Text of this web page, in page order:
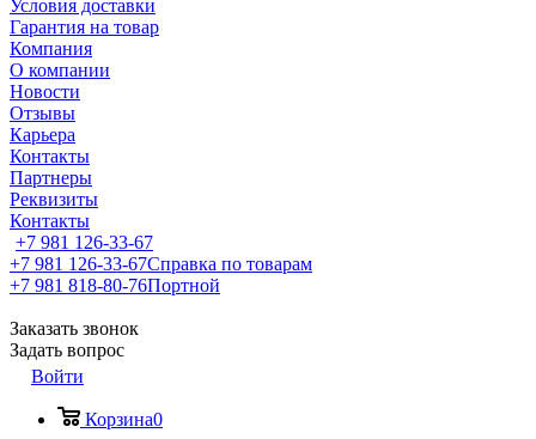
Условия доставки
Гарантия на товар
Компания
О компании
Новости
Отзывы
Карьера
Контакты
Партнеры
Реквизиты
Контакты
+7 981 126-33-67
+7 981 126-33-67Справка по товарам
+7 981 818-80-76Портной
Заказать звонок
Задать вопрос
Войти
Корзина0